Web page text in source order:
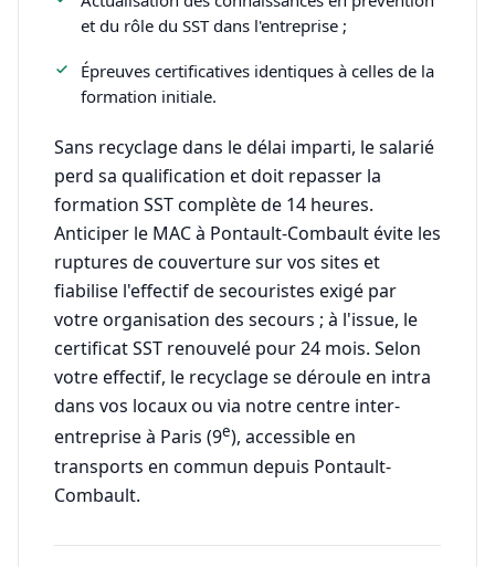
et du rôle du SST dans l'entreprise ;
Épreuves certificatives identiques à celles de la
formation initiale.
Sans recyclage dans le délai imparti, le salarié
perd sa qualification et doit repasser la
formation SST complète de 14 heures.
Anticiper le MAC à Pontault-Combault évite les
ruptures de couverture sur vos sites et
fiabilise l'effectif de secouristes exigé par
votre organisation des secours ; à l'issue, le
certificat SST renouvelé pour 24 mois. Selon
votre effectif, le recyclage se déroule en intra
dans vos locaux ou via notre centre inter-
entreprise à Paris (9e), accessible en
transports en commun depuis Pontault-
Combault.